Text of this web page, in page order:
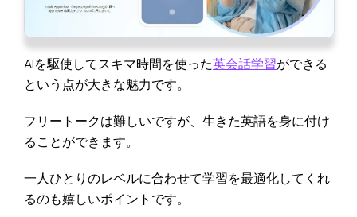
AIを駆使してスキマ時間を使った英会話学習ができる
という点が大きな魅力です。
フリートークは難しいですが、生きた英語を身に付け
ることができます。
一人ひとりのレベルに合わせて学習を最適化してくれ
るのも嬉しいポイントです。